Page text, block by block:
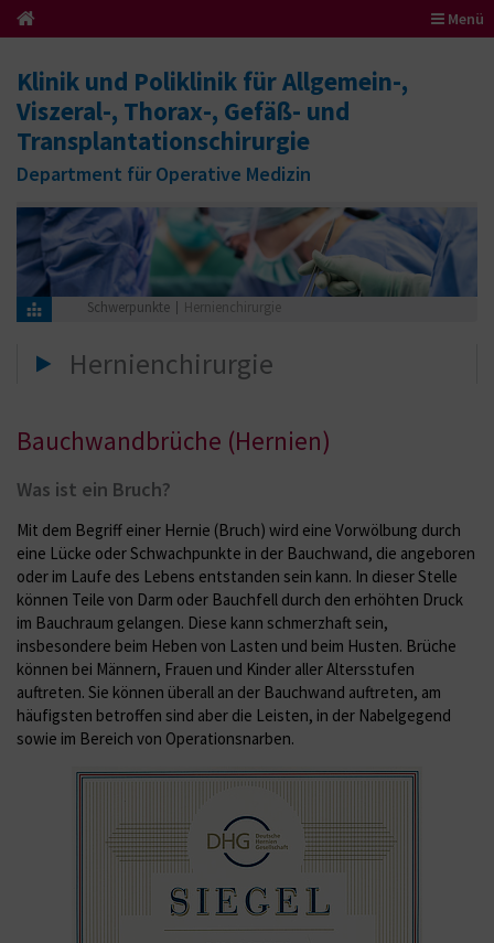
Menü
Klinik und Poliklinik für Allgemein-,
Viszeral-, Thorax-, Gefäß- und
Transplantationschirurgie
Department für Operative Medizin
Schwerpunkte Hernienchirurgie
Hernienchirurgie
Bauchwandbrüche (Hernien)
Was ist ein Bruch?
Mit dem Begriff einer Hernie (Bruch) wird eine Vorwölbung durch
eine Lücke oder Schwachpunkte in der Bauchwand, die angeboren
oder im Laufe des Lebens entstanden sein kann. In dieser Stelle
können Teile von Darm oder Bauchfell durch den erhöhten Druck
im Bauchraum gelangen. Diese kann schmerzhaft sein,
insbesondere beim Heben von Lasten und beim Husten. Brüche
können bei Männern, Frauen und Kinder aller Altersstufen
auftreten. Sie können überall an der Bauchwand auftreten, am
häufigsten betroffen sind aber die Leisten, in der Nabelgegend
sowie im Bereich von Operationsnarben.